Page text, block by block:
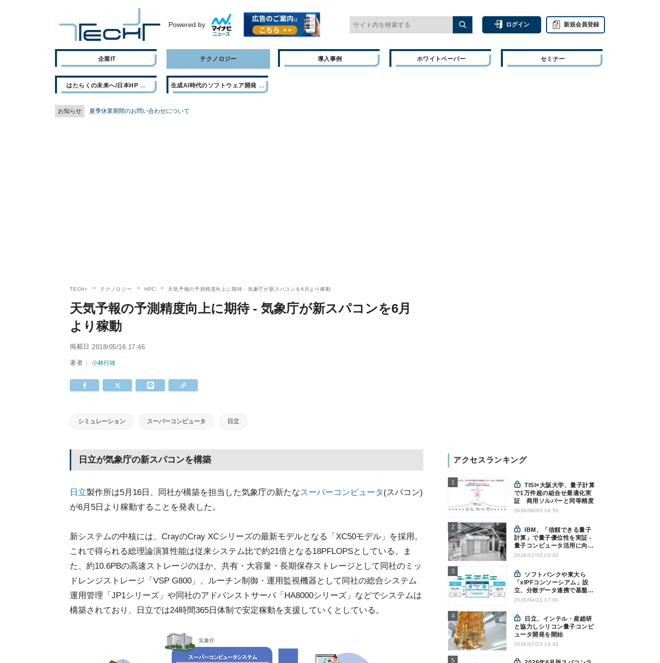
Powered by ログイン 新規会員登録
企業IT テクノロジー 導入事例 ホワイトペーパー セミナー
はたらくの未来へ/日本HP 生成AI時代のソフトウェア開発
お知らせ 夏季休業期間のお問い合わせについて
TECH+ テクノロジー HPC 天気予報の予測精度向上に期待 - 気象庁が新スパコンを6月より稼動
天気予報の予測精度向上に期待 - 気象庁が新スパコンを6月
より稼動
掲載日 2018/05/16 17:46
著者：小林行雄
シミュレーション スーパーコンピュータ 日立
日立が気象庁の新スパコンを構築
日立製作所は5月16日、同社が構築を担当した気象庁の新たなスーパーコンピュータ (スパコン)
が6月5日より稼動することを発表した。
新システムの中核には、CrayのCray XCシリーズの最新モデルとなる「XC50モデル」を採用。
これで得られる総理論演算性能は従来システム比で約21倍となる18PFLOPSとしている。ま
た、約10.6PBの高速ストレージのほか、共有・大容量・長期保存ストレージとして同社のミッ
ドレンジストレージ「VSP G800」、ルーチン制御・運用監視機器として同社の総合システム
運用管理「JP1シリーズ」や同社のアドバンストサーバ「HA8000シリーズ」などでシステムは
構築されており、日立では24時間365日体制で安定稼動を支援していくとしている。
アクセスランキング
TISI×大阪大学、量子計算
で1万件超の組合せ最適化実
証 商用ソルバーと同等精度
2026/08/05 16:55
計算」で量子優位性を実証 -
量子コンピュータ活用に向け
た新たな節目に
2026/07/30 20:03
「xIPFコンソーシアム」設
立、分散データ連携で基盤整
備へ
2026/04/21 17:00
と協力しシリコン量子コンピ
ュータ開発を開始
2026/07/23 16:43